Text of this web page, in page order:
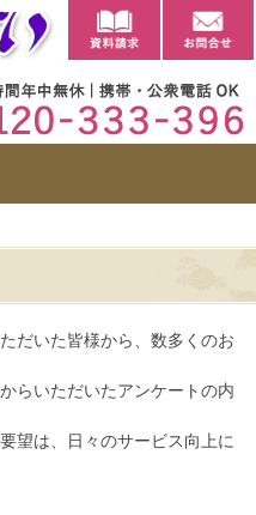
・家族葬・葬祭なら当社へ。
ならセレモあらい
だいた皆様から、数多くのお
らいただいたアンケートの内
望は、日々のサービス向上に
資料請求